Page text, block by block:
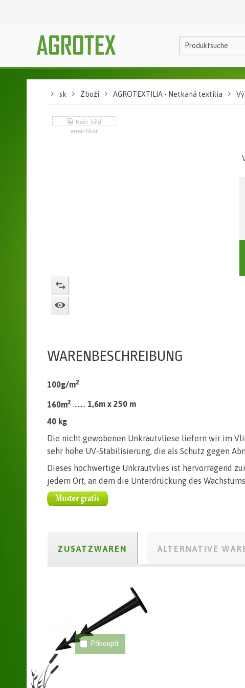
sk Zboží AGROTEXTILIA - Netkaná textília
WARENBESCHREIBUNG
100g/m2
160m2 ........ 1,6m x 250 m
40 kg
Die nicht gewobenen Unkrautvliese liefern wir im
sehr hohe UV-Stabilisierung, die als Schutz gegen
Dieses hochwertige Unkrautvlies ist hervorragend
jedem Ort, an dem die Unterdrückung des
ZUSATZWAREN ALTERNATIVE